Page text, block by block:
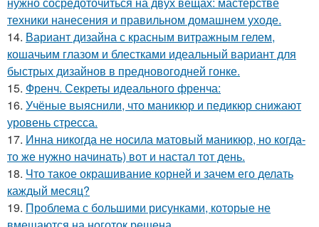
техники нанесения и правильном домашнем уходе.
14. Вариант дизайна с красным витражным гелем,
кошачьим глазом и блестками идеальный вариант для
быстрых дизайнов в предновогодней гонке.
15. Френч. Секреты идеального френча:
16. Учёные выяснили, что маникюр и педикюр снижают
уровень стресса.
17. Инна никогда не носила матовый маникюр, но когда-
то же нужно начинать) вот и настал тот день.
18. Что такое окрашивание корней и зачем его делать
каждый месяц?
19. Проблема с большими рисунками, которые не